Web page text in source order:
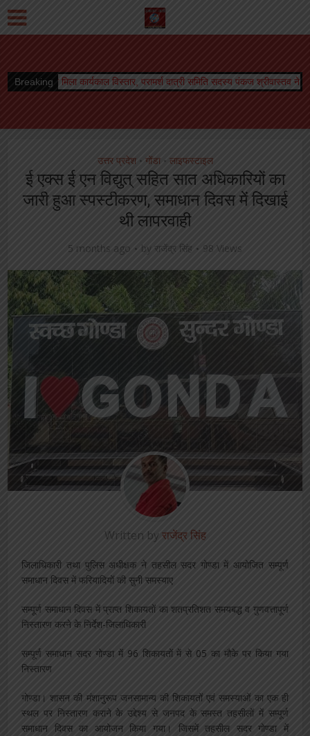
Breaking
विस्तार, परामर्श दात्री समिति सदस्य पंकज श्रीवास्तव ने दी शुभकामनायें
उत्तर प्रदेश • गोंडा • लाइफस्टाइल
ई एक्स ई एन विद्युत् सहित सात अधिकारियों का
जारी हुआ स्पस्टीकरण, समाधान दिवस में दिखाई
थी लापरवाही
5 months ago by राजेंद्र सिंह 98 Views
Written by राजेंद्र सिंह
जिलाधिकारी तथा पुलिस अधीक्षक ने तहसील सदर गोण्डा में आयोजित सम्पूर्ण
समाधान दिवस में फरियादियों की सुनी समस्याए
सम्पूर्ण समाधान दिवस में प्राप्त शिकायतों का शतप्रतिशत समयबद्ध व गुणवत्तापूर्ण
निस्तारण करने के निर्देश-जिलाधिकारी
सम्पूर्ण समाधान सदर गोण्डा में 96 शिकायतों में से 05 का मौके पर किया गया
निस्तारण
गोण्डा। शासन की मंशानुरूप जनसामान्य की शिकायतों एवं समस्याओं का एक ही
स्थल पर निस्तारण कराने के उद्देश्य से जनपद के समस्त तहसीलों में सम्पूर्ण
समाधान दिवस का आयोजन किया गया। जिसमें तहसील सदर गोण्डा में